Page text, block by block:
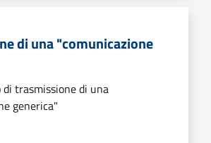
di una "comunicazione
di trasmissione di una
generica"